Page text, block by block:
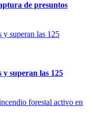
de presuntos
y superan las 125